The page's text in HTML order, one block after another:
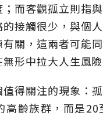
而客觀孤立則指
接觸很少，與個
關，這兩者可能
形中拉大人生風
得關注的現象：
高齡族群，而是20